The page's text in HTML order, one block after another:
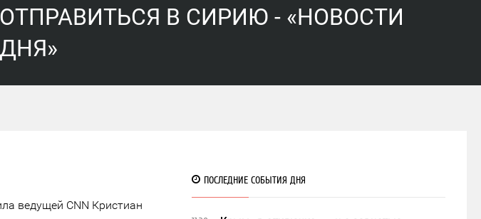
ОТПРАВИТЬСЯ В СИРИЮ - «НОВОСТИ
ДНЯ»
ведущей CNN Кристиан
ПОСЛЕДНИЕ СОБЫТИЯ ДНЯ